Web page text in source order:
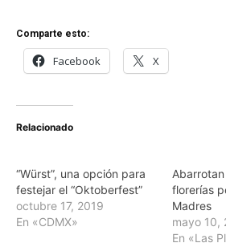
Comparte esto:
Facebook X
Relacionado
“Würst”, una opción para
festejar el “Oktoberfest”
octubre 17, 2019
En «CDMX»
florerías
Madres
mayo 10,
En «Las